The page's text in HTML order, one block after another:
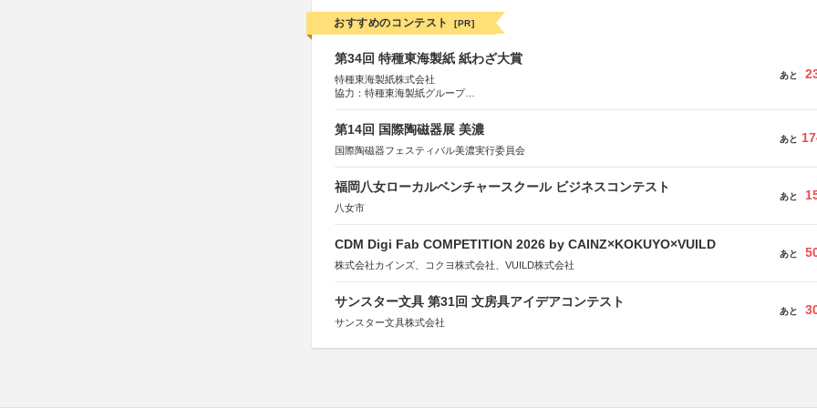
おすすめのコンテスト [PR]
第34回 特種東海製紙 紙わざ大賞
特種東海製紙株式会社
協力：特種東海製紙グループ
あと
第14回 国際陶磁器展 美濃
国際陶磁器フェスティバル美濃実行委員会
あと
福岡八女ローカルベンチャースクール ビジネスコンテスト
八女市
あと
CDM Digi Fab COMPETITION 2026 by CAINZ×KOKUYO×VUILD
株式会社カインズ、コクヨ株式会社、VUILD株式会社
あと
サンスター文具 第31回 文房具アイデアコンテスト
サンスター文具株式会社
あと